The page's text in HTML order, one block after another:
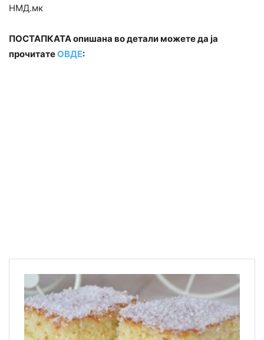
НМД.мк
ПОСТАПКАТА опишана во детали можете да ја
прочитатеОВДЕ: